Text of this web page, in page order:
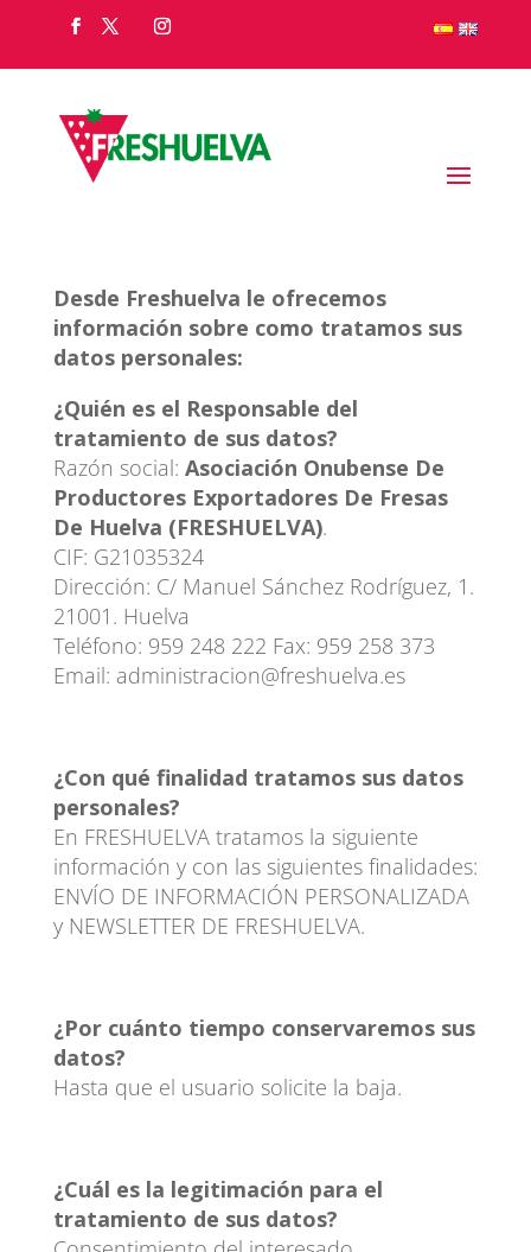
Desde Freshuelva le ofrecemos
información sobre como tratamos sus
datos personales:
¿Quién es el Responsable del
tratamiento de sus datos?
Razón social: Asociación Onubense De
Productores Exportadores De Fresas
De Huelva (FRESHUELVA).
CIF: G21035324
Dirección: C/ Manuel Sánchez Rodríguez, 1.
21001. Huelva
Teléfono: 959 248 222 Fax: 959 258 373
Email: administracion@freshuelva.es
¿Con qué finalidad tratamos sus datos
personales?
En FRESHUELVA tratamos la siguiente
información y con las siguientes finalidades:
ENVÍO DE INFORMACIÓN PERSONALIZADA
y NEWSLETTER DE FRESHUELVA.
¿Por cuánto tiempo conservaremos sus
datos?
Hasta que el usuario solicite la baja.
¿Cuál es la legitimación para el
tratamiento de sus datos?